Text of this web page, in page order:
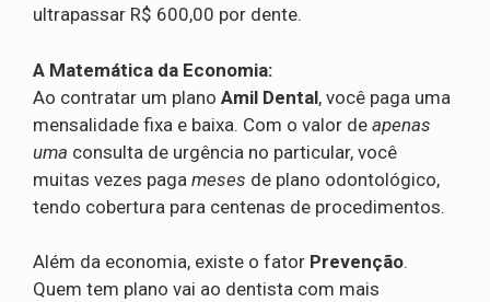
ultrapassar R$ 600,00 por dente.
A Matemática da Economia:
Ao contratar um plano Amil Dental, você paga uma
mensalidade fixa e baixa. Com o valor de apenas
uma consulta de urgência no particular, você
muitas vezes paga meses de plano odontológico,
tendo cobertura para centenas de procedimentos.
Além da economia, existe o fator Prevenção.
Quem tem plano vai ao dentista com mais